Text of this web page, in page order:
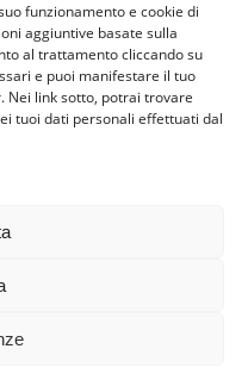
funzionamento e cookie di
aggiuntive basate sulla
al trattamento cliccando su
e puoi manifestare il tuo
Nei link sotto, potrai trovare
tuoi dati personali effettuati dal
nel mondo